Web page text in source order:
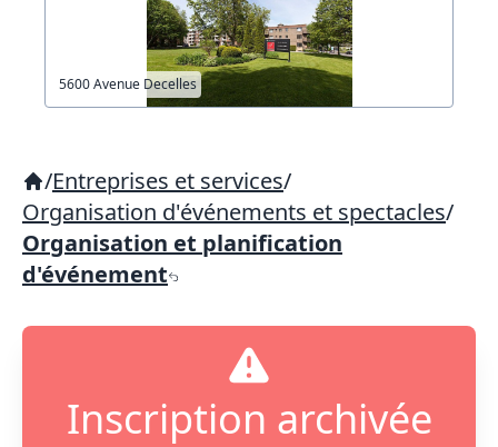
5600 Avenue Decelles
/Entreprises et services/
Organisation d'événements et spectacles/
Organisation et planification
d'événement
Inscription archivée